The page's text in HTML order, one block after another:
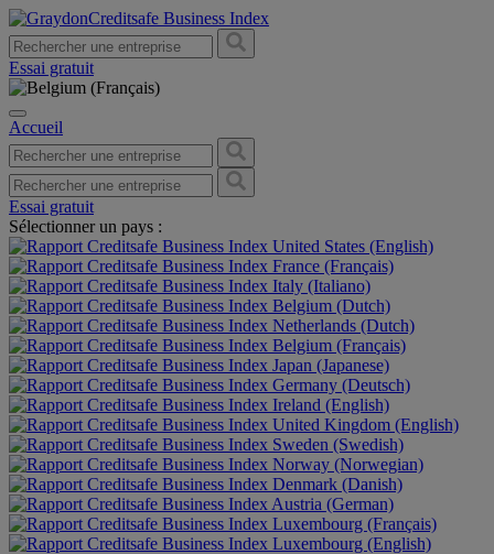
Essai gratuit
Accueil
Essai gratuit
Sélectionner un pays :
United States (English)
France (Français)
Italy (Italiano)
Belgium (Dutch)
Netherlands (Dutch)
Belgium (Français)
Japan (Japanese)
Germany (Deutsch)
Ireland (English)
United Kingdom (English)
Sweden (Swedish)
Norway (Norwegian)
Denmark (Danish)
Austria (German)
Luxembourg (Français)
Luxembourg (English)